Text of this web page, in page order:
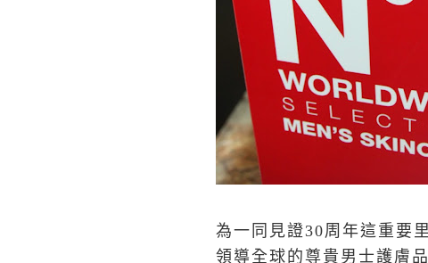
為一同見證30周年這重要
領導全球的尊貴男士護膚